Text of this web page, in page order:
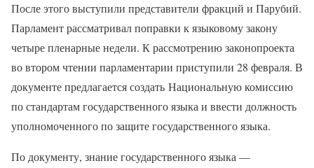
После этого выступили представители фракций и Парубий.
Парламент рассматривал поправки к языковому закону
четыре пленарные недели. К рассмотрению законопроекта
во втором чтении парламентарии приступили 28 февраля. В
документе предлагается создать Национальную комиссию
по стандартам государственного языка и ввести должность
уполномоченного по защите государственного языка.
По документу, знание государственного языка —